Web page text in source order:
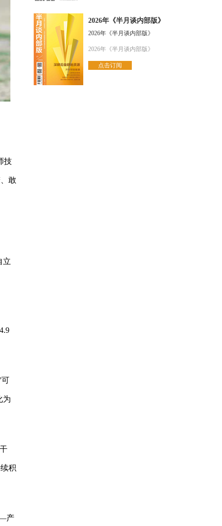
技
敢
立
可
为
积
—产
2026年《半月谈内部版》
2026年《半月谈内部版》
2026年《半月谈内部版》
点击订阅